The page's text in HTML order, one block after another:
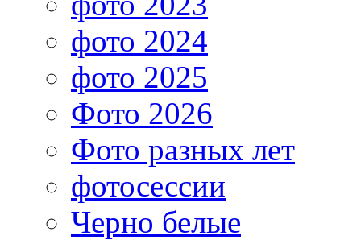
фото 2024
фото 2025
Фото 2026
Фото разных лет
фотосессии
Черно белые